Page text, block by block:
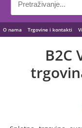
O nama Trgovine i kontakti
B2C